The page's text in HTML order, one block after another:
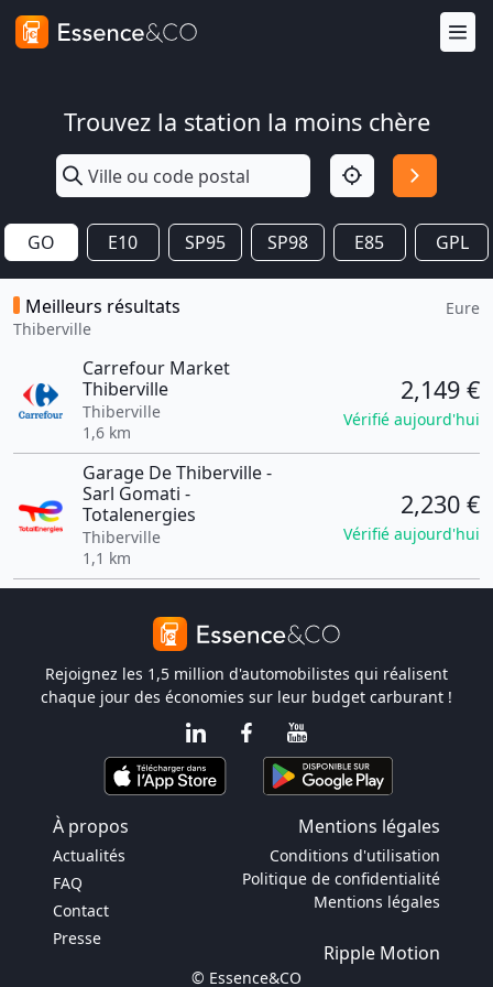
Trouvez la station la moins chère
GO E10 SP95 SP98 E85 GPL
Meilleurs résultats
Thiberville
Eure
Carrefour Market
Thiberville
Thiberville
1,6 km
2,149 €
Vérifié aujourd'hui
Garage De Thiberville -
Sarl Gomati -
Totalenergies
Thiberville
1,1 km
2,230 €
Vérifié aujourd'hui
Rejoignez les 1,5 million d'automobilistes qui réalisent
chaque jour des économies sur leur budget carburant !
À propos Mentions légales
Actualités
FAQ
Contact
Presse
Conditions d'utilisation
Politique de confidentialité
Mentions légales
Ripple Motion
© Essence&CO